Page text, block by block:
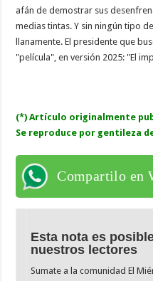
afán de demostrar sus
medias tintas. Y sin ningún tipo
llanamente. El presidente que
"película", en versión 2025: "El
(*) Artículo originalmente
Se reproduce por gentileza
Compartilo en
Esta nota es
nuestros lectores
Sumate a la comunidad El